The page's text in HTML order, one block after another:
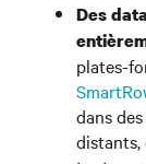
Des
plates-
dans
distants,